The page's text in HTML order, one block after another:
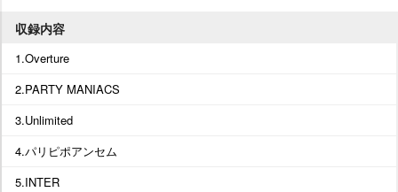
収録内容
1.Overture
2.PARTY MANIACS
3.Unlimited
4.パリピポアンセム
5.INTER